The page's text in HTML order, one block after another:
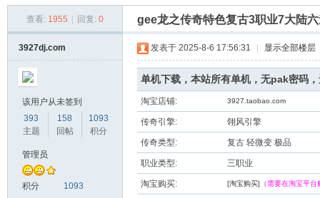
索
› › ›
查看: 1955 回复: 0 gee龙之传奇特色复古3职业7大陆
3927dj.com
该用户从未签到
393
主题
158
回帖
1093
积分
管理员
积分 1093
发表于 2025-8-6 17:56:31 显示全部楼层
单机下载，本站所有单机，无pak密码
淘宝店铺: 3927.taobao.com
传奇引擎: 翎风引擎
传奇类型: 复古 轻微变 极品
职业类型: 三职业
淘宝购买: [淘宝购买] （需要在淘宝平